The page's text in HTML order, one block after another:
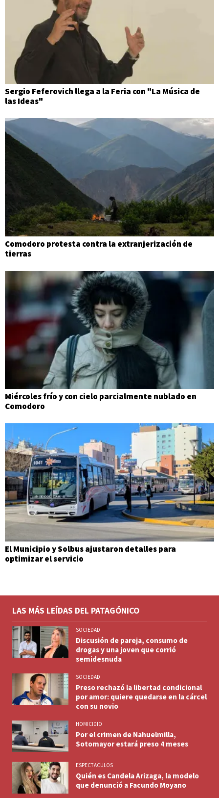
Sergio Feferovich llega a la Feria con "La Música de
las Ideas"
Comodoro protesta contra la extranjerización de
tierras
Miércoles frío y con cielo parcialmente nublado en
Comodoro
El Municipio y Solbus ajustaron detalles para
optimizar el servicio
LAS MÁS LEÍDAS DEL PATAGÓNICO
SOCIEDAD
Discusión de pareja, consumo de
drogas y una joven que corrió
semidesnuda
SOCIEDAD
Preso rechazó la libertad condicional
por amor: quiere quedarse en la cárcel
con su novio
HOMICIDIO
Por el crimen de Nahuelmilla,
Sotomayor estará preso 4 meses
ESPECTACULOS
Quién es Candela Arizaga, la modelo
que denunció a Facundo Moyano